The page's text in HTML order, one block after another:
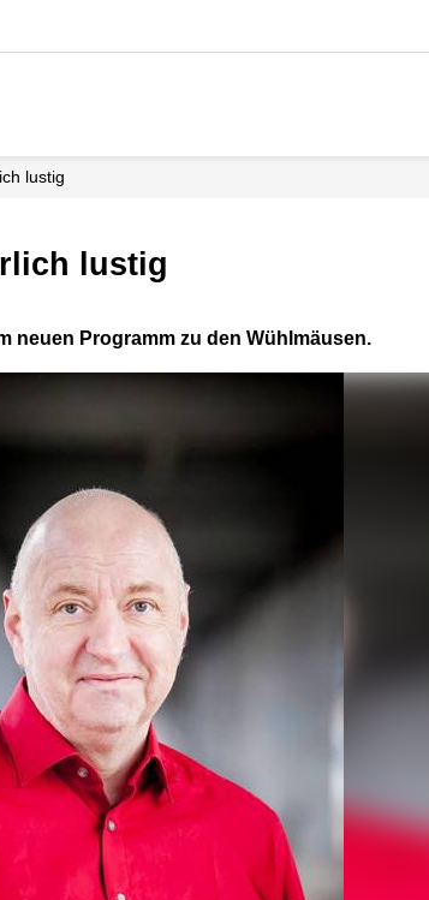
lustig
lustig
neuen Programm zu den Wühlmäusen.